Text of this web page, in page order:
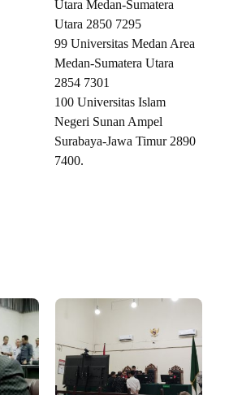
Utara Medan-Sumatera
Utara 2850 7295
99 Universitas Medan Area
Medan-Sumatera Utara
2854 7301
100 Universitas Islam
Negeri Sunan Ampel
Surabaya-Jawa Timur 2890
7400.